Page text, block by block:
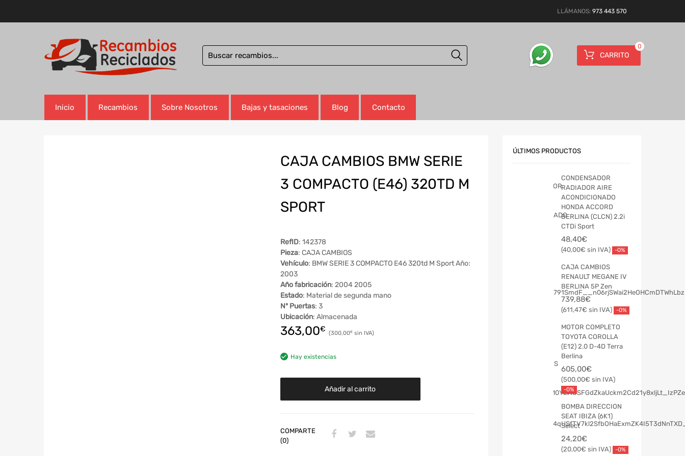
LLÁMANOS: 973 443 570
CARRITO
0
Inicio Recambios Sobre Nosotros Bajas y tasaciones Blog Contacto
CAJA CAMBIOS BMW SERIE
3 COMPACTO (E46) 320TD M
SPORT
RefID: 142378
Pieza: CAJA CAMBIOS
Vehículo: BMW SERIE 3 COMPACTO E46 320td M Sport Año:
2003
Año fabricación: 2004 2005
Estado: Material de segunda mano
Nº Puertas: 3
Ubicación: Almacenada
363,00€ 300,00€
Hay existencias
Añadir al carrito
COMPARTE
(0)
ÚLTIMOS PRODUCTOS
CONDENSADOR
RADIADOR AIRE
ACONDICIONADO
HONDA ACCORD
BERLINA (CLCN) 2.2i
CTDi Sport
48,40€
40,00€ -0%
CAJA CAMBIOS
RENAULT MEGANE IV
BERLINA 5P Zen
739,88€
611,47€ -0%
MOTOR COMPLETO
TOYOTA COROLLA
(E12) 2.0 D-4D Terra
Berlina
605,00€
500,00€
-0%
BOMBA DIRECCION
SEAT IBIZA (6K1)
Select
24,20€
20,00€ -0%